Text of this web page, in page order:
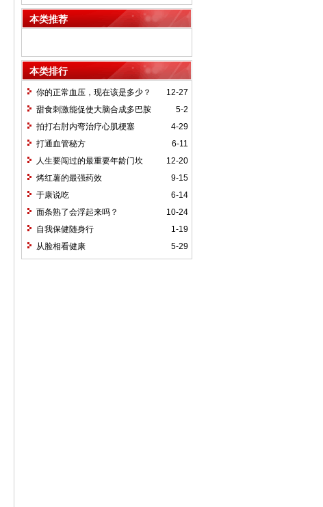
本类推荐
本类排行
12-27
你的正常血压，现在该是多少？
5-2
甜食刺激能促使大脑合成多巴胺
4-29
拍打右肘内弯治疗心肌梗塞
6-11
打通血管秘方
12-20
人生要闯过的最重要年龄门坎
9-15
烤红薯的最强药效
6-14
于康说吃
10-24
面条熟了会浮起来吗？
1-19
自我保健随身行
5-29
从脸相看健康